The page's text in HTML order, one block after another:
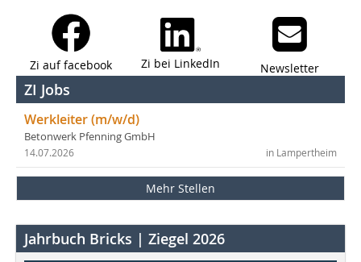
Zi auf facebook Zi bei LinkedIn Newsletter
ZI Jobs
Werkleiter (m/w/d)
Betonwerk Pfenning GmbH
in Lampertheim
14.07.2026
Mehr Stellen
Jahrbuch Bricks | Ziegel 2026